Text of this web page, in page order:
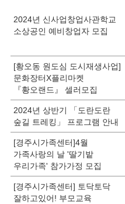
2024년 신사업창업사관학교
소상공인 예비창업자 모집
[황오동 원도심 도시재생사업]
문화장터X플리마켓
『황오랜드』 셀러모집
2024년 상반기 「도란도란
숲길 트레킹」 프로그램 안내
[경주시가족센터]4월
가족사랑의 날 '딸기밭
우리가족' 참가가정 모집
[경주시가족센터] 토닥토닥
잘하고있어! 부모교육